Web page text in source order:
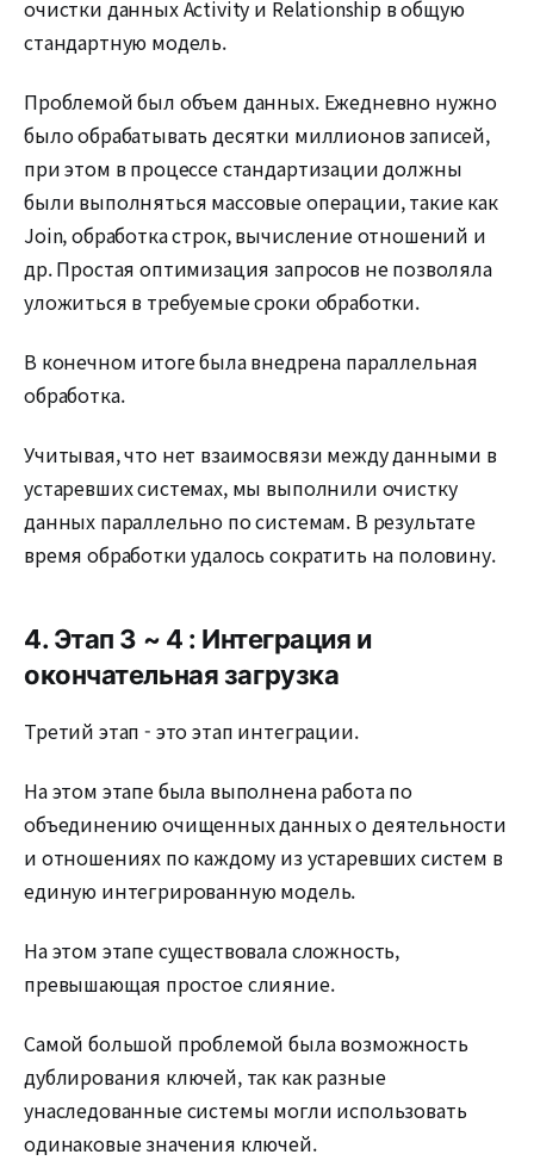
очистки данных Activity и Relationship в общую
стандартную модель.
Проблемой был объем данных. Ежедневно нужно
было обрабатывать десятки миллионов записей,
при этом в процессе стандартизации должны
были выполняться массовые операции, такие как
Join, обработка строк, вычисление отношений и
др. Простая оптимизация запросов не позволяла
уложиться в требуемые сроки обработки.
В конечном итоге была внедрена параллельная
обработка.
Учитывая, что нет взаимосвязи между данными в
устаревших системах, мы выполнили очистку
данных параллельно по системам. В результате
время обработки удалось сократить на половину.
4. Этап 3 ~ 4 : Интеграция и
окончательная загрузка
Третий этап - это этап интеграции.
На этом этапе была выполнена работа по
объединению очищенных данных о деятельности
и отношениях по каждому из устаревших систем в
единую интегрированную модель.
На этом этапе существовала сложность,
превышающая простое слияние.
Самой большой проблемой была возможность
дублирования ключей, так как разные
унаследованные системы могли использовать
одинаковые значения ключей.